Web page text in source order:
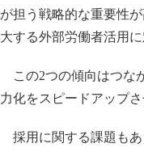
が担う戦略的な重要性
大する外部労働者活用に
この2つの傾向はつな
力化をスピードアップ
採用に関する課題もあ